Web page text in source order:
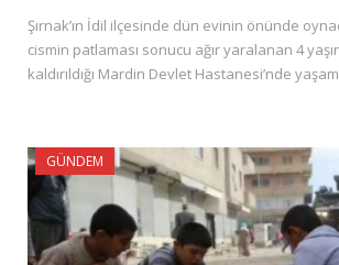
Şırnak’ın İdil ilçesinde dün evinin önünde
cismin patlaması sonucu ağır yaralanan 4
kaldırıldığı Mardin Devlet Hastanesi’nde
GÜNDEM